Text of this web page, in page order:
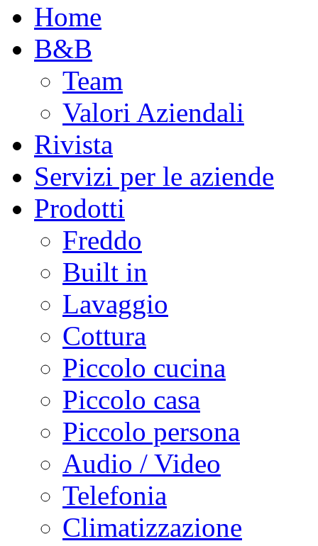
Home
B&B
Team
Valori Aziendali
Rivista
Servizi per le aziende
Prodotti
Freddo
Built in
Lavaggio
Cottura
Piccolo cucina
Piccolo casa
Piccolo persona
Audio / Video
Telefonia
Climatizzazione